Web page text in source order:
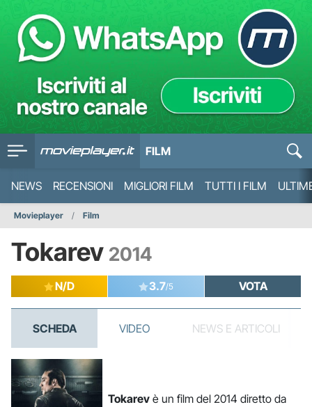
FILM
NEWS RECENSIONI MIGLIORI FILM TUTTI I FILM
Movieplayer Film
Tokarev 2014
N/D 3.7/5 VOTA
SCHEDA VIDEO NEWS E ARTICOLI
Tokarevè un film del 2014 diretto da